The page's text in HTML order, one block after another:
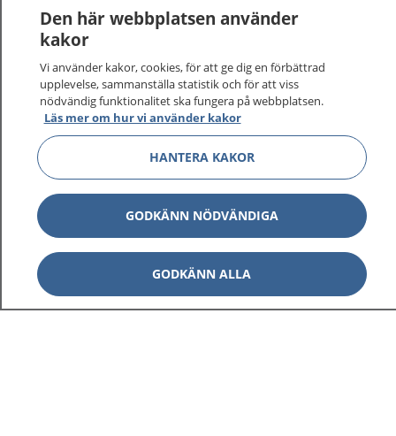
1177–tryggt om din hälsa och vård
sjukdomar och vilka mottagningar du kan kontakta.
Logga in för att läsa din journal och göra dina
vårdärenden. Ring telefonnummer 1177 för
sjukvårdsrådgivning dygnet runt.
1177 ger dig råd när du vill må bättre.
1177 på flera språk Visa
Den här webbplatsen använder
kakor
Vi använder kakor, cookies, för att ge dig en förbättrad
upplevelse, sammanställa statistik och för att viss
nödvändig funktionalitet ska fungera på webbplatsen.
Läs mer om hur vi använder kakor
HANTERA KAKOR
GODKÄNN NÖDVÄNDIGA
GODKÄNN ALLA